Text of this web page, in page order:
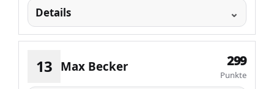
Details
13 Max Becker 299
Punkte